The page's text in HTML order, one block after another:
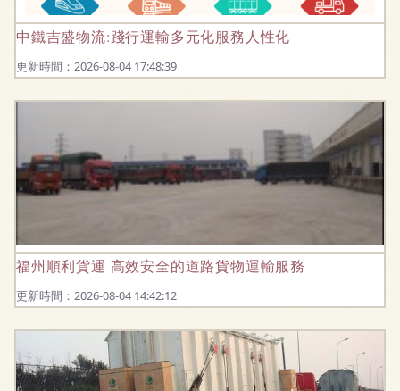
中鐵吉盛物流:踐行運輸多元化服務人性化
更新時間：2026-08-04 17:48:39
福州順利貨運 高效安全的道路貨物運輸服務
更新時間：2026-08-04 14:42:12